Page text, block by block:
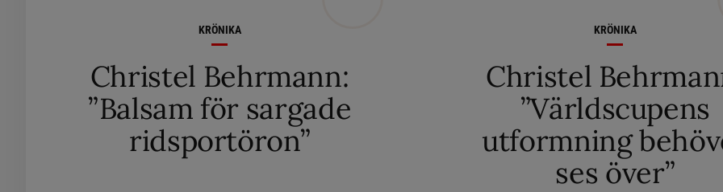
KRÖNIKA
Christel Behrmann:
”Balsam för sargade
ridsportöron”
KRÖNIKA
Christel
”Världscupens
utformning
ses över”